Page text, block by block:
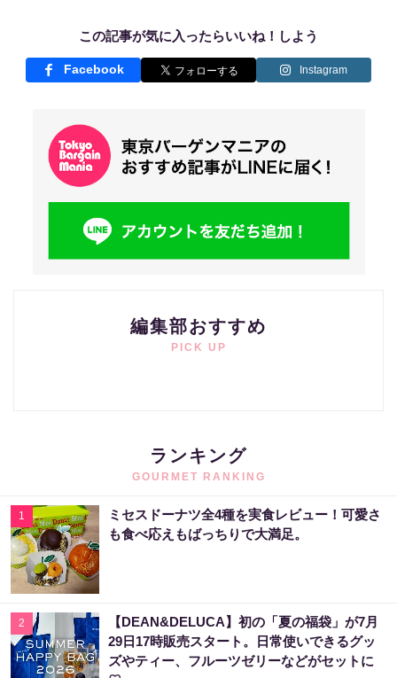
この記事が気に入ったらいいね！しよう
Facebook Instagram
編集部おすすめ
PICK UP
ランキング
GOURMET RANKING
1
ミセスドーナツ全4種を実食レビュー！可愛さ
も食べ応えもばっちりで大満足。
2
【DEAN&DELUCA】初の「夏の福袋」が7月
29日17時販売スタート。日常使いできるグッ
ズやティー、フルーツゼリーなどがセットに